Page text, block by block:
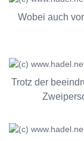
Wobei auch
Trotz der